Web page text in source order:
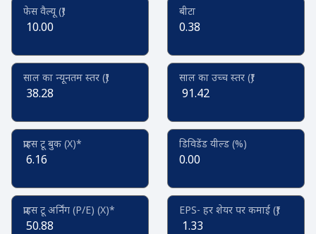
फेस वैल्यू (₹)
10.00
बीटा
0.38
साल का न्यूनतम स्तर (₹)
38.28
साल का उच्च स्तर (₹)
91.42
प्राइस टू बुक (X)*
6.16
डिविडेंड यील्ड (%)
0.00
प्राइस टू अर्निंग (P/E) (X)*
50.88
EPS- हर शेयर पर कमाई (₹)
1.33